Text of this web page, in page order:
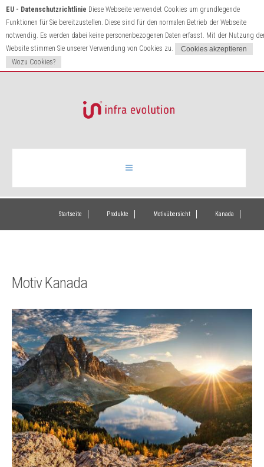
EU - Datenschutzrichtlinie Diese Webseite verwendet Cookies um grundlegende
Funktionen für Sie bereitzustellen. Diese sind für den normalen Betrieb der Webseite
notwendig. Es werden dabei keine personenbezogenen Daten erfasst. Mit der Nutzung
Website stimmen Sie unserer Verwendung von Cookies zu.
Wozu Cookies?
Infrarotheizung
Kontakt
Startseite Produkte Motivübersicht Kanada
Motiv Kanada